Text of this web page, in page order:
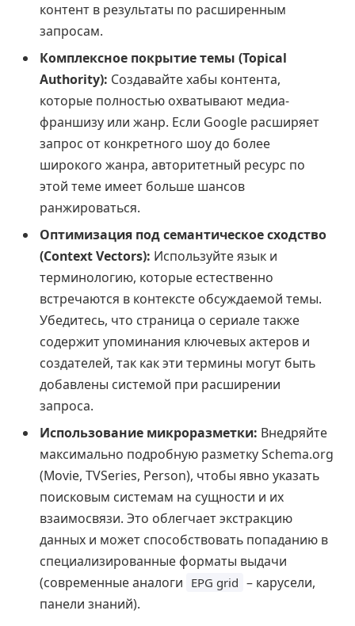
контент в результаты по расширенным
запросам.
Комплексное покрытие темы (Topical
Authority): Создавайте хабы контента,
которые полностью охватывают медиа-
франшизу или жанр. Если Google расширяет
запрос от конкретного шоу до более
широкого жанра, авторитетный ресурс по
этой теме имеет больше шансов
ранжироваться.
Оптимизация под семантическое сходство
(Context Vectors): Используйте язык и
терминологию, которые естественно
встречаются в контексте обсуждаемой темы.
Убедитесь, что страница о сериале также
содержит упоминания ключевых актеров и
создателей, так как эти термины могут быть
добавлены системой при расширении
запроса.
Использование микроразметки: Внедряйте
максимально подробную разметку Schema.org
(Movie, TVSeries, Person), чтобы явно указать
поисковым системам на сущности и их
взаимосвязи. Это облегчает экстракцию
данных и может способствовать попаданию в
специализированные форматы выдачи
(современные аналоги EPG grid – карусели,
панели знаний).